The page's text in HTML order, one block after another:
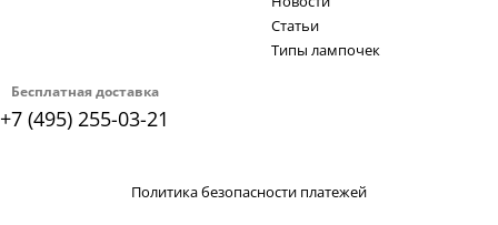
Бесплатная доставка
+7 (495) 255-03-21
Статьи
Типы лампочек
Политика безопасности платежей